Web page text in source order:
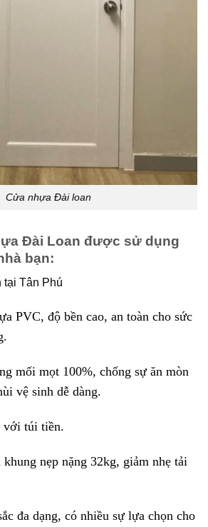
Cửa nhựa Đài loan
Đài Loan được sử dụng
bạn:
Tân Phú
PVC, độ bền cao, an toàn cho sức
mối mọt 100%, chống sự ăn mòn
vệ sinh dễ dàng.
với túi tiền.
nẹp nặng 32kg, giảm nhẹ tải
đa dạng, có nhiều sự lựa chọn cho